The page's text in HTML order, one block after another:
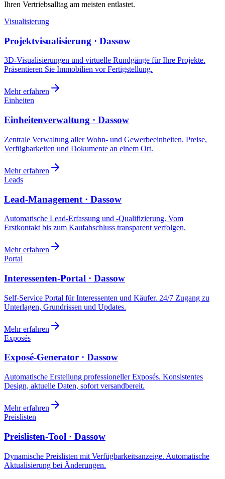
Ihren Vertriebsalltag am meisten entlastet.
Visualisierung
Projektvisualisierung · Dassow
3D-Visualisierungen und virtuelle Rundgänge für Ihre Projekte.
Präsentieren Sie Immobilien vor Fertigstellung.
Mehr erfahren
Einheiten
Einheitenverwaltung · Dassow
Zentrale Verwaltung aller Wohn- und Gewerbeeinheiten. Preise,
Verfügbarkeiten und Dokumente an einem Ort.
Mehr erfahren
Leads
Lead-Management · Dassow
Automatische Lead-Erfassung und -Qualifizierung. Vom
Erstkontakt bis zum Kaufabschluss transparent verfolgen.
Mehr erfahren
Portal
Interessenten-Portal · Dassow
Self-Service Portal für Interessenten und Käufer. 24/7 Zugang zu
Unterlagen, Grundrissen und Updates.
Mehr erfahren
Exposés
Exposé-Generator · Dassow
Automatische Erstellung professioneller Exposés. Konsistentes
Design, aktuelle Daten, sofort versandbereit.
Mehr erfahren
Preislisten
Preislisten-Tool · Dassow
Dynamische Preislisten mit Verfügbarkeitsanzeige. Automatische
Aktualisierung bei Änderungen.